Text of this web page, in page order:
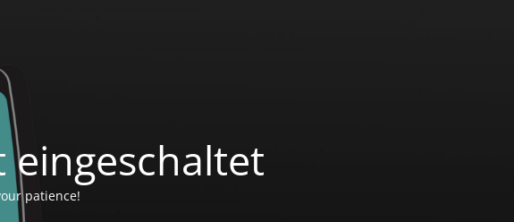
eingeschaltet
patience!